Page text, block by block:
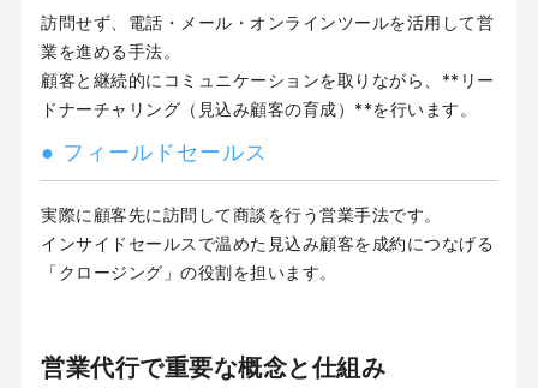
訪問せず、電話・メール・オンラインツールを活用して営
業を進める手法。
顧客と継続的にコミュニケーションを取りながら、**リー
ドナーチャリング（見込み顧客の育成）**を行います。
● フィールドセールス
実際に顧客先に訪問して商談を行う営業手法です。
インサイドセールスで温めた見込み顧客を成約につなげる
「クロージング」の役割を担います。
営業代行で重要な概念と仕組み